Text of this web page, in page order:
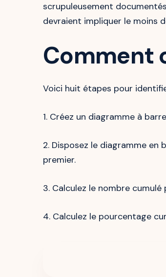
scrupuleusement
devraient impliquer le moins
Comment
Voici huit étapes pour
1. Créez un diagramme à
2. Disposez le diagramme
premier.
3. Calculez le nombre
4. Calculez le pourcentage